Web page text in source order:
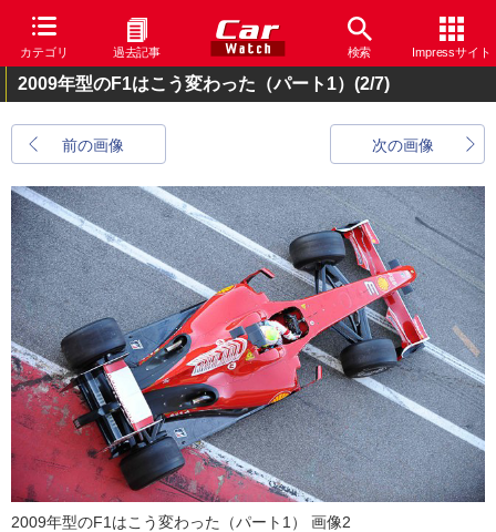
カテゴリ 過去記事 検索 Impressサイト
2009年型のF1はこう変わった（パート1） (2/7)
前の画像 次の画像
2009年型のF1はこう変わった（パート1） 画像2